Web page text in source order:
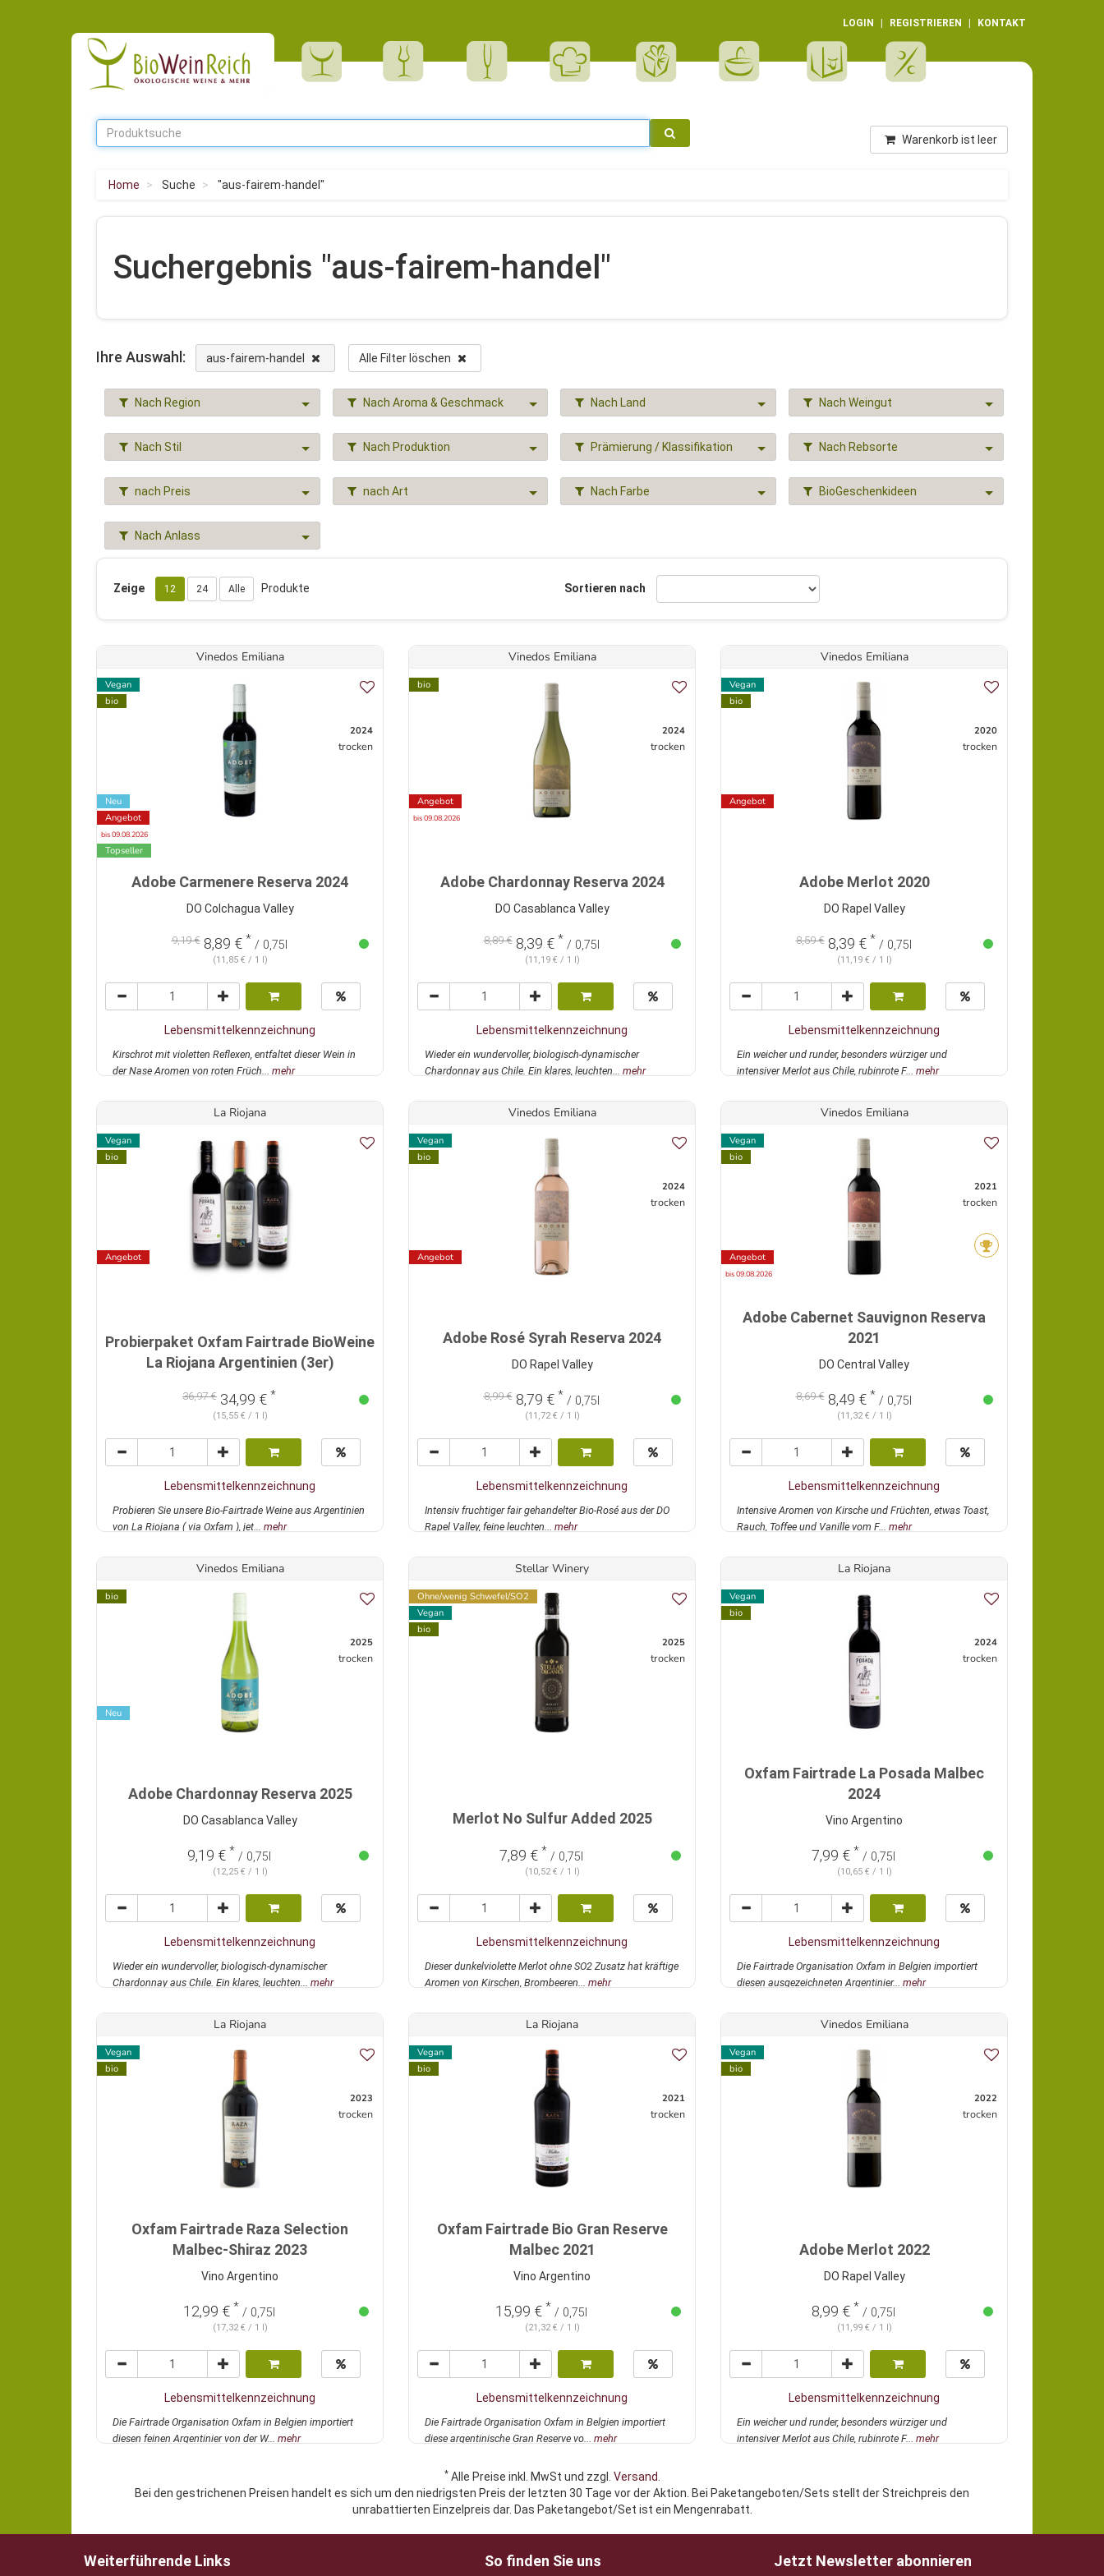
LOGIN REGISTRIEREN KONTAKT
Warenkorb ist leer
Home Suche "aus-fairem-handel"
Suchergebnis "aus-fairem-handel"
Ihre Auswahl: aus-fairem-handel Alle Filter löschen
Nach Region Nach Aroma & Geschmack Nach Land Nach Weingut
Nach Stil Nach Produktion Prämierung / Klassifikation Nach Rebsorte
nach Preis nach Art Nach Farbe BioGeschenkideen
Nach Anlass
Zeige 12 24 Alle Produkte Sortieren nach
Vinedos Emiliana
Vegan
bio
Neu
Angebot
bis 09.08.2026
Topseller
2024
trocken
Adobe Carmenere Reserva 2024
DO Colchagua Valley
9,19 €8,89 € * / 0,75l
(11,85 € / 1 l)
Lebensmittelkennzeichnung
Kirschrot mit violetten Reflexen, entfaltet dieser Wein in
der Nase Aromen von roten Früch... mehr
Vinedos Emiliana
bio
Angebot
bis 09.08.2026
2024
trocken
Adobe Chardonnay Reserva 2024
DO Casablanca Valley
8,89 €8,39 € * / 0,75l
(11,19 € / 1 l)
Lebensmittelkennzeichnung
Wieder ein wundervoller, biologisch-dynamischer
Chardonnay aus Chile. Ein klares, leuchten... mehr
Vinedos Emiliana
Vegan
bio
Angebot
2020
trocken
Adobe Merlot 2020
DO Rapel Valley
8,59 €8,39 € * / 0,75l
(11,19 € / 1 l)
Lebensmittelkennzeichnung
Ein weicher und runder, besonders würziger und
intensiver Merlot aus Chile, rubinrote F... mehr
La Riojana
Vegan
bio
Angebot
Probierpaket Oxfam Fairtrade BioWeine
La Riojana Argentinien (3er)
36,97 € 34,99 € *
(15,55 € / 1 l)
Lebensmittelkennzeichnung
Probieren Sie unsere Bio-Fairtrade Weine aus Argentinien
von La Riojana ( via Oxfam ), jet... mehr
Vinedos Emiliana
Vegan
bio
Angebot
2024
trocken
Adobe Rosé Syrah Reserva 2024
DO Rapel Valley
8,99 €8,79 € * / 0,75l
(11,72 € / 1 l)
Lebensmittelkennzeichnung
Intensiv fruchtiger fair gehandelter Bio-Rosé aus der DO
Rapel Valley, feine leuchten... mehr
Vinedos Emiliana
Vegan
bio
Angebot
bis 09.08.2026
2021
trocken
Adobe Cabernet Sauvignon Reserva
2021
DO Central Valley
8,69 €8,49 € * / 0,75l
(11,32 € / 1 l)
Lebensmittelkennzeichnung
Intensive Aromen von Kirsche und Früchten, etwas Toast,
Rauch, Toffee und Vanille vom F... mehr
Vinedos Emiliana
bio
Neu
2025
trocken
Adobe Chardonnay Reserva 2025
DO Casablanca Valley
9,19 € * / 0,75l
(12,25 € / 1 l)
Lebensmittelkennzeichnung
Wieder ein wundervoller, biologisch-dynamischer
Chardonnay aus Chile. Ein klares, leuchten... mehr
Stellar Winery
Ohne/wenig Schwefel/SO2
Vegan
bio
2025
trocken
Merlot No Sulfur Added 2025
7,89 € * / 0,75l
(10,52 € / 1 l)
Lebensmittelkennzeichnung
Dieser dunkelviolette Merlot ohne SO2 Zusatz hat kräftige
Aromen von Kirschen, Brombeeren... mehr
La Riojana
Vegan
bio
2024
trocken
Oxfam Fairtrade La Posada Malbec
2024
Vino Argentino
7,99 € * / 0,75l
(10,65 € / 1 l)
Lebensmittelkennzeichnung
Die Fairtrade Organisation Oxfam in Belgien importiert
diesen ausgezeichneten Argentinier... mehr
La Riojana
Vegan
bio
2023
trocken
Oxfam Fairtrade Raza Selection
Malbec-Shiraz 2023
Vino Argentino
12,99 € * / 0,75l
(17,32 € / 1 l)
Lebensmittelkennzeichnung
Die Fairtrade Organisation Oxfam in Belgien importiert
diesen feinen Argentinier von der W... mehr
La Riojana
Vegan
bio
2021
trocken
Oxfam Fairtrade Bio Gran Reserve
Malbec 2021
Vino Argentino
15,99 € * / 0,75l
(21,32 € / 1 l)
Lebensmittelkennzeichnung
Die Fairtrade Organisation Oxfam in Belgien importiert
diese argentinische Gran Reserve vo... mehr
Vinedos Emiliana
Vegan
bio
2022
trocken
Adobe Merlot 2022
DO Rapel Valley
8,99 € * / 0,75l
(11,99 € / 1 l)
Lebensmittelkennzeichnung
Ein weicher und runder, besonders würziger und
intensiver Merlot aus Chile, rubinrote F... mehr
*Alle Preise inkl. MwSt und zzgl. Versand.
Bei den gestrichenen Preisen handelt es sich um den niedrigsten Preis der letzten 30 Tage vor der Aktion. Bei Paketangeboten/Sets stellt der Streichpreis den
unrabattierten Einzelpreis dar. Das Paketangebot/Set ist ein Mengenrabatt.
Weiterführende Links So finden Sie uns Jetzt Newsletter abonnieren